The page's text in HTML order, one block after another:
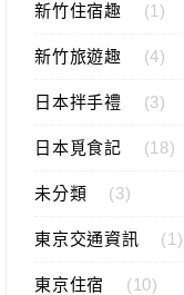
新竹住宿趣 (1)
新竹旅遊趣 (4)
日本拌手禮 (3)
日本覓食記 (18)
未分類 (3)
東京交通資訊 (1)
東京住宿 (10)